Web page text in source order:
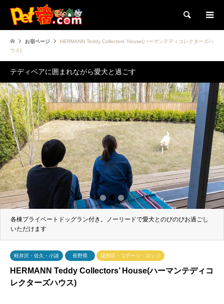
検索
お宿ページ
HERMANN Teddy Collectors’ House(ハーマンテディコレクターズハ
ウス)
テディベアに囲まれながら愛犬と過ごす
各棟プライベートドッグラン付き。ノーリードで愛犬とのびのびお過ごし
いただけます
1 2
軽井沢・佐久・小諸 長野県 貸別荘・コテージ・ロッジ
HERMANN Teddy Collectors’ House(ハーマンテディコ
レクターズハウス)